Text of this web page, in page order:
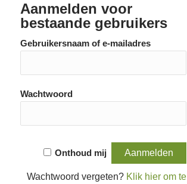
Aanmelden voor
bestaande gebruikers
Gebruikersnaam of e-mailadres
Wachtwoord
Onthoud mij
Wachtwoord vergeten? Klik hier om te